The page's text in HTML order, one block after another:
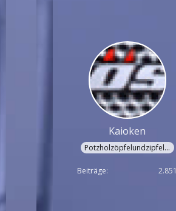
Kaioken
Potzholzöpfelundzipfelchappä!
Beiträge 2.851